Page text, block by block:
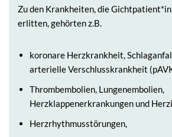
Zu den Krankheiten, die
erlitten, gehörten z.B.
koronare Herzkrankheit,
arterielle Verschlusskrankheit
Thrombembolien, Lungenembolien,
Herzklappenerkrankungen und
Herzrhythmusstörungen,